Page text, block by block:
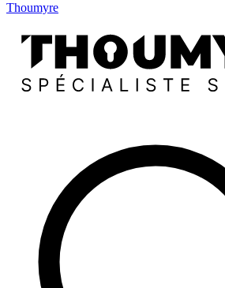
Thoumyre